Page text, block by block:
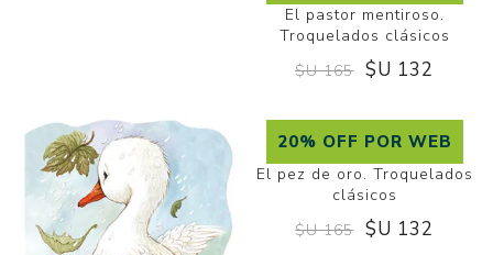
El pastor mentiroso.
Troquelados clásicos
$U 165 $U 132
20% OFF POR WEB
El pez de oro. Troquelados
clásicos
$U 165 $U 132